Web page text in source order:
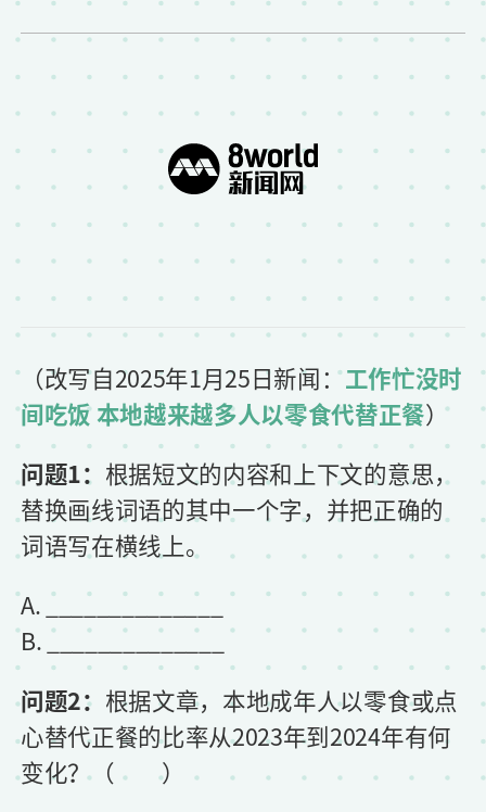
（改写自2025年1月25日新闻：工作忙没时
间吃饭 本地越来越多人以零食代替正餐）
问题1： 根据短文的内容和上下文的意思，
替换画线词语的其中一个字，并把正确的
词语写在横线上。
A. ______________
B. ______________
问题2： 根据文章，本地成年人以零食或点
心替代正餐的比率从2023年到2024年有何
变化？（ ）